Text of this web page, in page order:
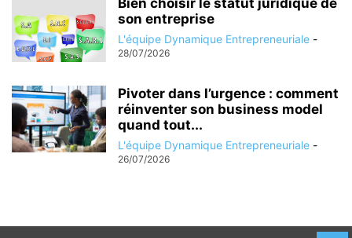
son entreprise
L'équipe Dynamique Entrepreneuriale -
28/07/2026
Pivoter dans l’urgence : comment
réinventer son business model
quand tout...
L'équipe Dynamique Entrepreneuriale -
26/07/2026